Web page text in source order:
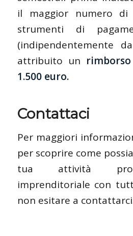
il maggior numero di
strumenti di
(indipendentemente
attribuito un
1.500 euro.
Contattaci
Per maggiori
per scoprire come
tua attività
imprenditoriale con
non esitare a